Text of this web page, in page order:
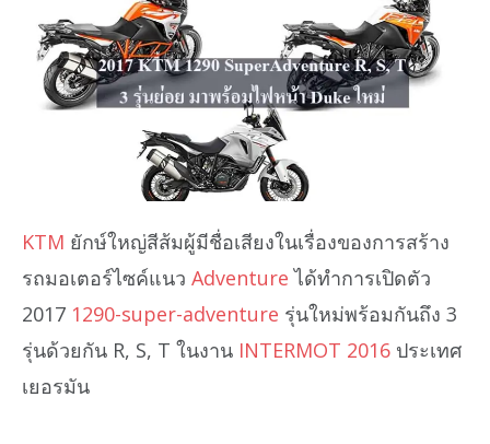
KTM ยักษ์ใหญ่สีส้มผู้มีชื่อเสียงในเรื่องของการสร้าง
รถมอเตอร์ไซค์แนว Adventure ได้ทำการเปิดตัว
2017 1290-super-adventure รุ่นใหม่พร้อมกันถึง 3
รุ่นด้วยกัน R, S, T ในงาน INTERMOT 2016 ประเทศ
เยอรมัน